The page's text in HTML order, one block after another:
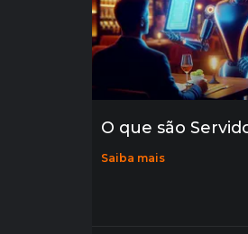
O que são
Saiba mais